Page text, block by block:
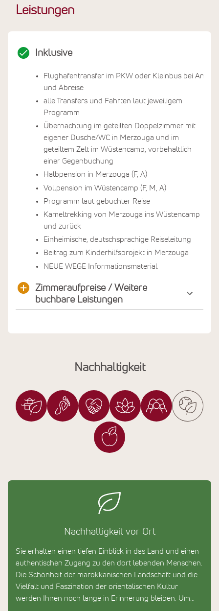
Nachhaltigkeit
Nachhaltigkeit vor Ort
Sie erhalten einen tiefen Einblick in das Land und einen
authentischen Zugang zu den dort lebenden Menschen.
Die Schönheit der marokkanischen Landschaft und die
Vielfalt und Faszination der orientalischen Kultur
werden Ihnen noch lange in Erinnerung bleiben. Um
Leistungen
Inklusive
Flughafentransfer im PKW oder Kleinbus bei An-
und Abreise
alle Transfers und Fahrten laut jeweiligem
Programm
Übernachtung im geteilten Doppelzimmer mit
eigener Dusche/WC in Merzouga und im
geteiltem Zelt im Wüstencamp, vorbehaltlich
einer Gegenbuchung
Halbpension in Merzouga (F, A)
Vollpension im Wüstencamp (F, M, A)
Programm laut gebuchter Reise
Kameltrekking von Merzouga ins Wüstencamp
und zurück
Einheimische, deutschsprachige Reiseleitung
Beitrag zum Kinderhilfsprojekt in Merzouga
NEUE WEGE Informationsmaterial
Zimmeraufpreise / Weitere
buchbare Leistungen